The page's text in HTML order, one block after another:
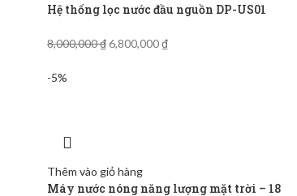
Hệ thống lọc nước đầu nguồn DP-US01
8,000,000₫6,800,000₫
-5%
Thêm vào giỏ hàng
Máy nước nóng năng lượng mặt trời – 18